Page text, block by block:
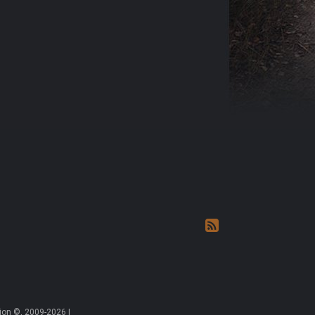
©, 2009-2026 |